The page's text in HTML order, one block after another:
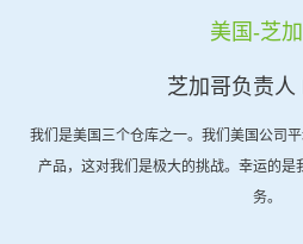
美国-芝
芝加哥负责人
我们是美国三个仓库之一。我们美国公司
产品，这对我们是极大的挑战。幸运的是
务。